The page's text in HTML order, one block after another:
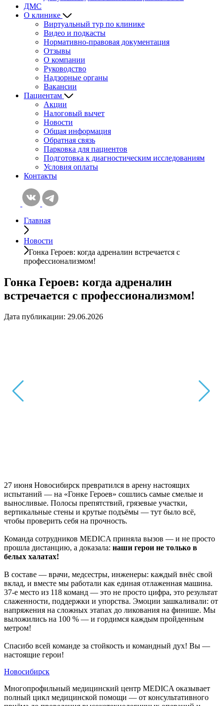
ДМС
О клинике
Виртуальный тур по клинике
Видео и подкасты
Нормативно-правовая документация
Отзывы
О компании
Руководство
Надзорные органы
Вакансии
Пациентам
Акции
Налоговый вычет
Новости
Общая информация
Обратная связь
Парковка для пациентов
Подготовка к диагностическим исcледованиям
Условия оплаты
Контакты
Главная
Новости
Гонка Героев: когда адреналин встречается с
профессионализмом!
Гонка Героев: когда адреналин
встречается с профессионализмом!
Дата публикации: 29.06.2026
27 июня Новосибирск превратился в арену настоящих
испытаний — на «Гонке Героев» сошлись самые смелые и
выносливые. Полосы препятствий, грязевые участки,
вертикальные стены и крутые подъёмы — тут было всё,
чтобы проверить себя на прочность.
Команда сотрудников MEDICA приняла вызов — и не просто
прошла дистанцию, а доказала: наши герои не только в
белых халатах!
В составе — врачи, медсестры, инженеры: каждый внёс свой
вклад, и вместе мы работали как единая отлаженная машина.
37‑е место из 118 команд — это не просто цифра, это результат
слаженности, поддержки и упорства. Эмоции зашкаливали: от
напряжения на сложных этапах до ликования на финише. Мы
выложились на 100 % — и гордимся каждым пройденным
метром!
Спасибо всей команде за стойкость и командный дух! Вы —
настоящие герои!
Новосибирск
Многопрофильный медицинский центр MEDICA оказывает
полный цикл медицинской помощи — от консультативного